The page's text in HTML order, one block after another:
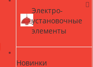
Электро-
установочные
элементы
Новинки